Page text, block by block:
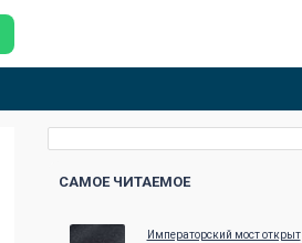
САМОЕ ЧИТАЕМОЕ
Императорский мост открыт